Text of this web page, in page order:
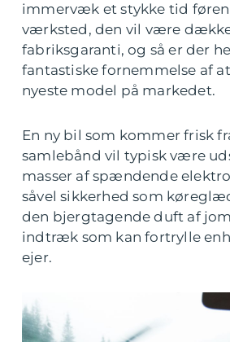
immervæk et stykke tid
værksted, den vil være
fabriksgaranti, og så er der
fantastiske fornemmelse af
nyeste model på markedet.
En ny bil som kommer frisk
samlebånd vil typisk være
masser af spændende
såvel sikkerhed som
den bjergtagende duft af
indtræk som kan fortrylle
ejer.